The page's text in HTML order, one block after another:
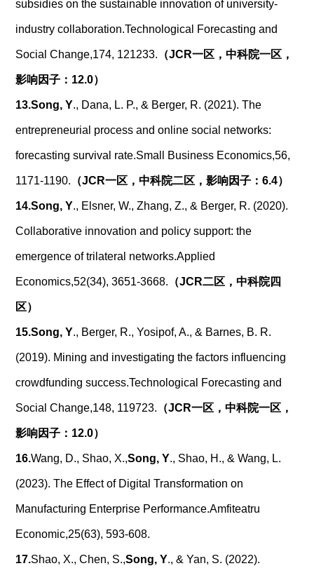
subsidies on the sustainable innovation of university-
industry collaboration.Technological Forecasting and
Social Change,174, 121233. （JCR一区，中科院一区，
影响因子： 12.0）
13.Song, Y., Dana, L. P., & Berger, R. (2021). The
entrepreneurial process and online social networks:
forecasting survival rate.Small Business Economics,56,
1171-1190. （JCR一区，中科院二区，影响因子：6.4）
14.Song, Y., Elsner, W., Zhang, Z., & Berger, R. (2020).
Collaborative innovation and policy support: the
emergence of trilateral networks.Applied
Economics,52(34), 3651-3668. （JCR二区，中科院四
区）
15.Song, Y., Berger, R., Yosipof, A., & Barnes, B. R.
(2019). Mining and investigating the factors influencing
crowdfunding success.Technological Forecasting and
Social Change,148, 119723. （JCR一区，中科院一区，
影响因子： 12.0）
16.Wang, D., Shao, X.,Song, Y., Shao, H., & Wang, L.
(2023). The Effect of Digital Transformation on
Manufacturing Enterprise Performance.Amfiteatru
Economic,25(63), 593-608.
17.Shao, X., Chen, S.,Song, Y., & Yan, S. (2022).